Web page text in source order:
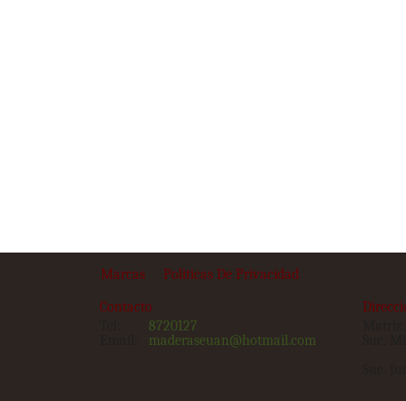
Marcas
Politicas De Privacidad
Contacto
8720127
maderaseuan@hotmail.com